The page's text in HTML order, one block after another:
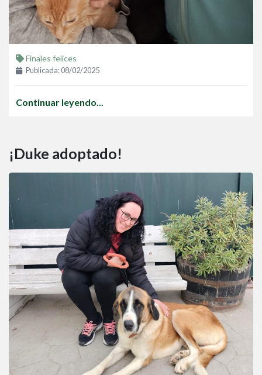
Finales felices
Publicada: 08/02/2025
Continuar leyendo...
¡Duke adoptado!